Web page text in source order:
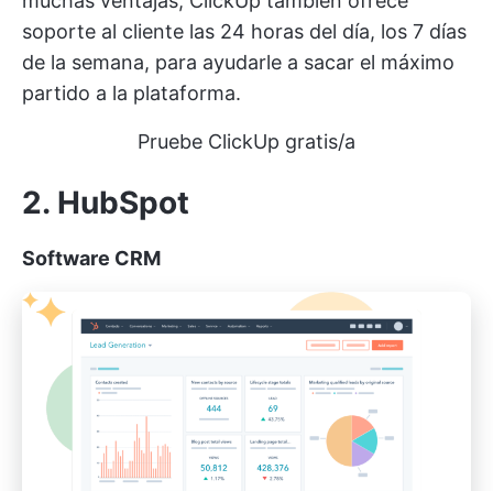
soporte al cliente las 24 horas del día, los 7 días
de la semana, para ayudarle a sacar el máximo
partido a la plataforma.
Pruebe ClickUp gratis/a
2. HubSpot
Software CRM